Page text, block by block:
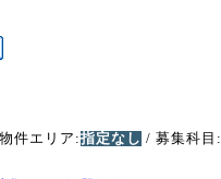
件エリア:指定なし / 募集科目: